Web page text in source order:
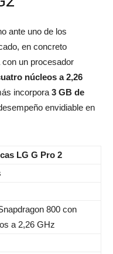
ante uno de los
en concreto
un procesador
núcleos a 2,26
incorpora 3 GB de
envidiable en
LG G Pro 2
800 con
a 2,26 GHz